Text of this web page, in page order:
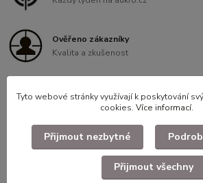
Ověřeno zákazníky
Kvalita a zkušenost
Slevy pro registrované
Kompletní specifikace
Tyto webové stránky využívají k poskytování
cookies. Více informací.
Přijmout nezbytné
Přijmout všechny